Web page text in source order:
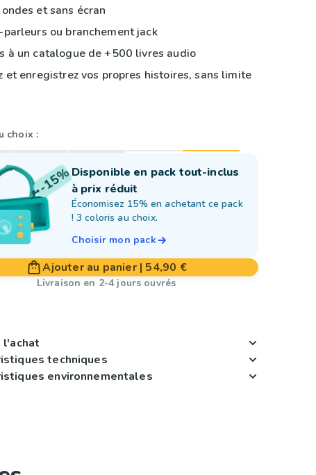
ondes et sans écran
ou branchement jack
à un catalogue de +500 livres audio
et enregistrez vos propres histoires, sans limite
choix :
Disponible en pack tout-inclus
à prix réduit
Économisez 15% en achetant ce pack
! 3 coloris au choix.
Choisir mon pack
Ajouter au panier| 54,90 €
Livraison en 2-4 jours ouvrés
l'achat
techniques
environnementales